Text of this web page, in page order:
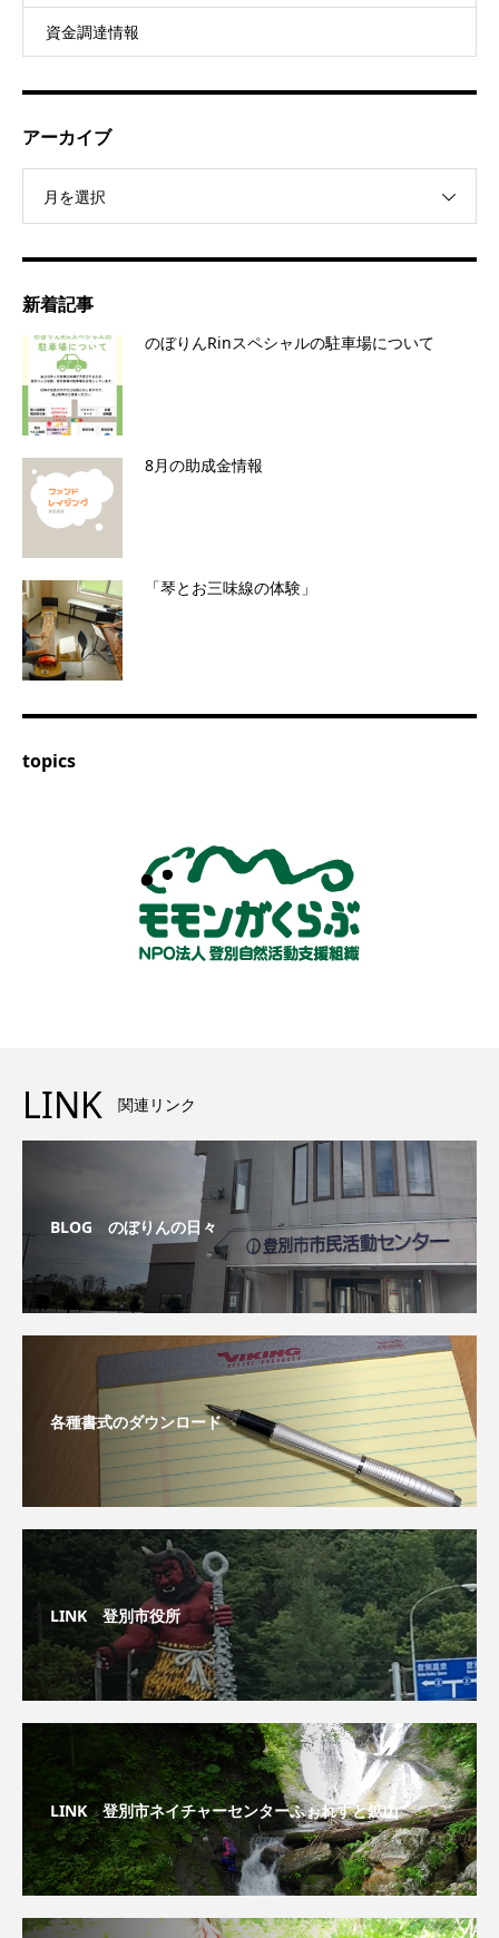
資金調達情報
アーカイブ
月を選択
新着記事
のぼりんRinスペシャルの駐車場について
8月の助成金情報
「琴とお三味線の体験」
topics
LINK 関連リンク
BLOG のぼりんの日々
各種書式のダウンロード
LINK 登別市役所
LINK 登別市ネイチャーセンターふぉれすと鉱山